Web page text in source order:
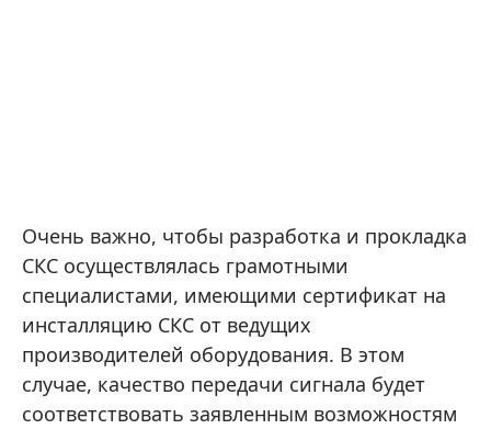
Очень важно, чтобы разработка и прокладка
СКС осуществлялась грамотными
специалистами, имеющими сертификат на
инсталляцию СКС от ведущих
производителей оборудования. В этом
случае, качество передачи сигнала будет
соответствовать заявленным возможностям